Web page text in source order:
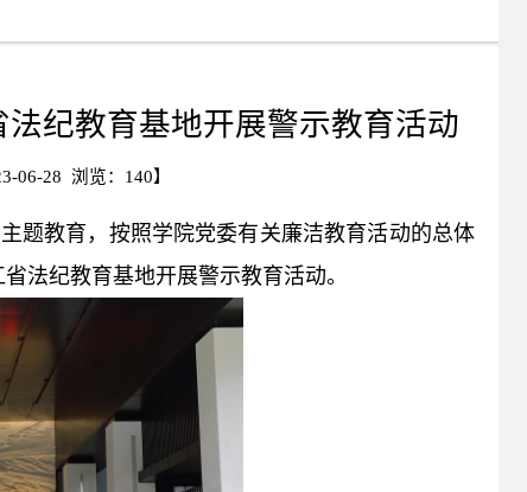
纪教育基地开展警示教育活动
06-28 浏览： 140】
题教育，按照学院党委有关廉洁教育活动的总体
法纪教育基地开展警示教育活动。